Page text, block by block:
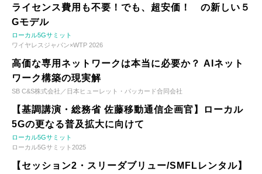
ライセンス費用も不要！でも、超安価！ の新しい５
Gモデル
ローカル5Gサミット
ワイヤレスジャパン×WTP 2026
高価な専用ネットワークは本当に必要か？ AIネット
ワーク構築の現実解
SB C&S株式会社／日本ヒューレット・パッカード合同会社
【基調講演・総務省 佐藤移動通信企画官】ローカル
5Gの更なる普及拡大に向けて
ローカル5Gサミット
ローカル5Gサミット2025
【セッション2・スリーダブリュー/SMFLレンタル】